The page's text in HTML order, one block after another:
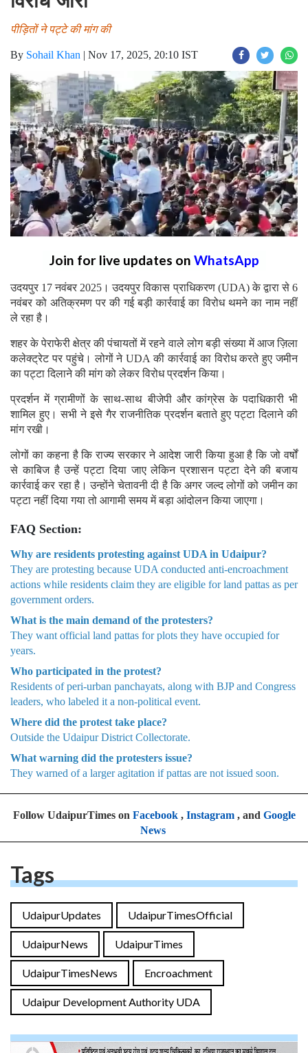
पीड़ितों ने पट्टे की मांग की
By Sohail Khan | Nov 17, 2025, 20:10 IST
Join for live updates on WhatsApp
उदयपुर 17 नवंबर 2025। उदयपुर विकास प्राधिकरण (UDA) के द्वारा से 6
नवंबर को अतिक्रमण पर की गई बड़ी कार्रवाई का विरोध थमने का नाम नहीं
ले रहा है।
शहर के पेराफेरी क्षेत्र की पंचायतों में रहने वाले लोग बड़ी संख्या में आज ज़िला
कलेक्ट्रेट पर पहुंचे। लोगों ने UDA की कार्रवाई का विरोध करते हुए जमीन
का पट्टा दिलाने की मांग को लेकर विरोध प्रदर्शन किया।
प्रदर्शन में ग्रामीणों के साथ-साथ बीजेपी और कांग्रेस के पदाधिकारी भी
शामिल हुए। सभी ने इसे गैर राजनीतिक प्रदर्शन बताते हुए पट्टा दिलाने की
मांग रखी।
लोगों का कहना है कि राज्य सरकार ने आदेश जारी किया हुआ है कि जो वर्षों
से काबिज है उन्हें पट्टा दिया जाए लेकिन प्रशासन पट्टा देने की बजाय
कार्रवाई कर रहा है। उन्होंने चेतावनी दी है कि अगर जल्द लोगों को जमीन का
पट्टा नहीं दिया गया तो आगामी समय में बड़ा आंदोलन किया जाएगा।
FAQ Section:
Why are residents protesting against UDA in Udaipur?
They are protesting because UDA conducted anti-encroachment
actions while residents claim they are eligible for land pattas as per
government orders.
What is the main demand of the protesters?
They want official land pattas for plots they have occupied for
years.
Who participated in the protest?
Residents of peri-urban panchayats, along with BJP and Congress
leaders, who labeled it a non-political event.
Where did the protest take place?
Outside the Udaipur District Collectorate.
What warning did the protesters issue?
They warned of a larger agitation if pattas are not issued soon.
Follow UdaipurTimes on Facebook, Instagram, and Google
News
Tags
UdaipurUpdates UdaipurTimesOfficial
UdaipurNews UdaipurTimes
UdaipurTimesNews Encroachment
Udaipur Development Authority UDA